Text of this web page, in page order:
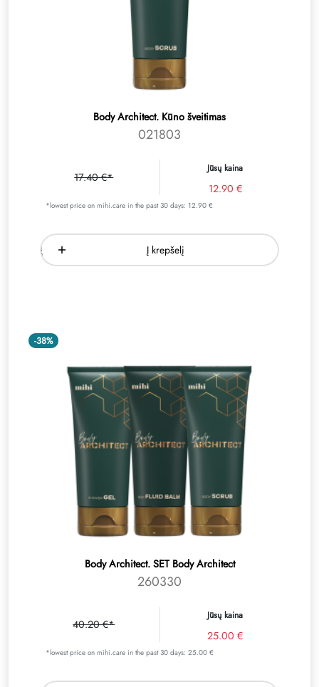
Body Architect. Kūno šveitimas
021803
17.40 €*
Jūsų kaina
12.90 €
*lowest price on mihi.care in the past 30 days: 12.90 €
Į krepšelį
-38%
Body Architect. SET Body Architect
260330
40.20 €*
Jūsų kaina
25.00 €
*lowest price on mihi.care in the past 30 days: 25.00 €